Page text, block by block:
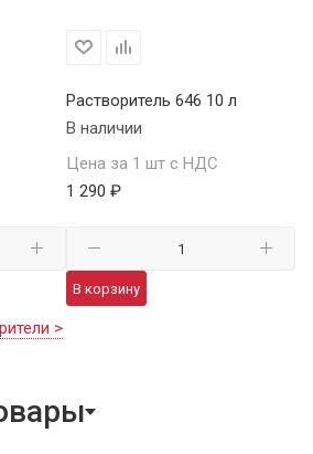
Растворитель 646 10 л
В наличии
Цена за 1 шт с НДС
1 290 ₽
В корзину
>